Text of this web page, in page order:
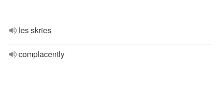
les skries
complacently